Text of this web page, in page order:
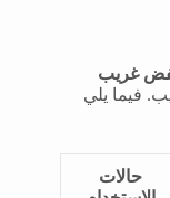
غريب
فيما يلي
حالات